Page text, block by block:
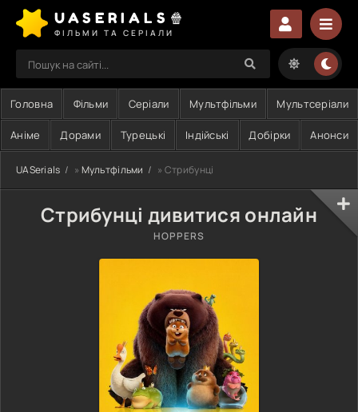
UASERIALS🍿
ФІЛЬМИ ТА СЕРІАЛИ
Головна Фільми Серіали Мультфільми Мультсеріали
Аніме Дорами Турецькі Індійські Добірки Анонси
UASerials » Мультфільми » Стрибунці
Стрибунці дивитися онлайн
HOPPERS